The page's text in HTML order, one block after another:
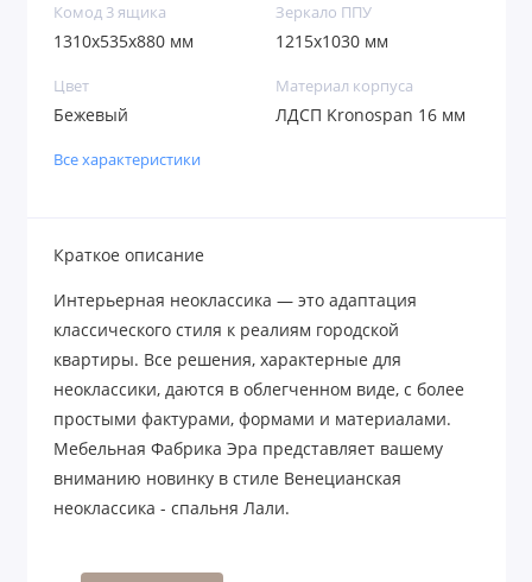
Комод 3 ящика
1310x535х880 мм
Зеркало ППУ
1215х1030 мм
Цвет
Бежевый
Материал корпуса
ЛДСП Kronospan 16 мм
Все характеристики
Краткое описание
Интерьерная неоклассика — это адаптация
классического стиля к реалиям городской
квартиры. Все решения, характерные для
неоклассики, даются в облегченном виде, с более
простыми фактурами, формами и материалами.
Мебельная Фабрика Эра представляет вашему
вниманию новинку в стиле Венецианская
неоклассика - спальня Лали.